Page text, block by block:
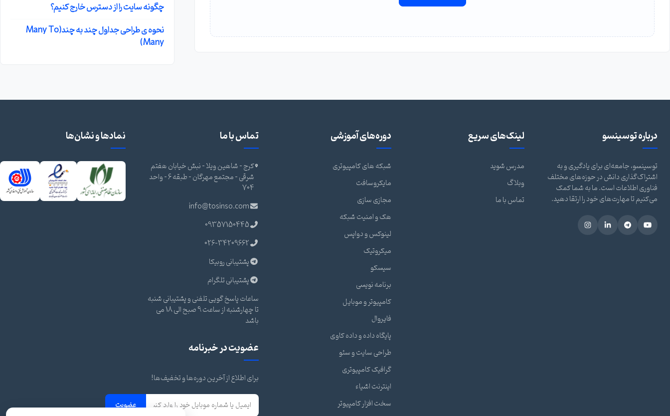
چگونه سایت را از دسترس خارج کنیم؟
نحوه ی طراحی جداول چند به چند(Many To
Many)
درباره توسینسو
توسینسو، جامعه‌ای برای یادگیری و به
اشتراک‌گذاری دانش در حوزه‌های مختلف
فناوری اطلاعات است. ما به شما کمک
می‌کنیم تا مهارت‌های خود را ارتقا دهید.
لینک‌های سریع
مدرس شوید
وبلاگ
تماس با ما
دوره‌های آموزشی
شبکه های کامپیوتری
مایکروسافت
مجازی سازی
هک و امنیت شبکه
لینوکس و دواپس
میکروتیک
سیسکو
برنامه نویسی
کامپیوتر و موبایل
فایروال
پایگاه داده و داده کاوی
طراحی سایت و سئو
گرافیک کامپیوتری
اینترنت اشیاء
سخت افزار کامپیوتر
تماس با ما
کرج - شاهین ویلا - نبش خیابان هفتم
شرقی - مجتمع مهرگان - طبقه 6 - واحد
704
info@tosinso.com
09357150445
026-34209662
پشتیبانی روبیکا
پشتیبانی تلگرام
ساعات پاسخ گویی تلفنی و پشتیبانی شنبه
تا چهارشنبه از ساعت 9 صبح الی 18 می
باشد
عضویت در خبرنامه
برای اطلاع از آخرین دوره‌ها و تخفیف‌ها!
عضویت
نمادها و نشان‌ها